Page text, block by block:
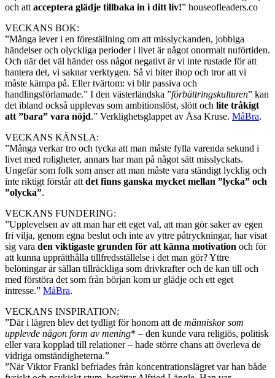
och att acceptera glädje tillbaka in i ditt liv!” houseofleaders.co
VECKANS BOK:
”Många lever i en föreställning om att misslyckanden, jobbiga
händelser och olyckliga perioder i livet är något onormalt nuförtiden.
Och när det väl händer oss något negativt är vi inte rustade för att
hantera det, vi saknar verktygen. Så vi biter ihop och tror att vi
måste kämpa på. Eller tvärtom: vi blir passiva och
handlingsförlamade.” I den västerländska ”förbättringskulturen” kan
det ibland också upplevas som ambitionslöst, slött och lite tråkigt
att ”bara” vara nöjd.” Verklighetsglappet av Åsa Kruse. MåBra.
VECKANS KÄNSLA:
”Många verkar tro och tycka att man måste fylla varenda sekund i
livet med roligheter, annars har man på något sätt misslyckats.
Ungefär som folk som anser att man måste vara ständigt lycklig och
inte riktigt förstår att det finns ganska mycket mellan ”lycka” och
”olycka”.
VECKANS FUNDERING:
”Upplevelsen av att man har ett eget val, att man gör saker av egen
fri vilja, genom egna beslut och inte av yttre påtryckningar, har visat
sig vara den viktigaste grunden för att känna motivation och för
att kunna upprätthålla tillfredsställelse i det man gör? Yttre
belöningar är sällan tillräckliga som drivkrafter och de kan till och
med förstöra det som från början kom ur glädje och ett eget
intresse.” MåBra.
VECKANS INSPIRATION:
”Där i lägren blev det tydligt för honom att de människor som
upplevde någon form av mening* – den kunde vara religiös, politisk
eller vara kopplad till relationer – hade större chans att överleva de
vidriga omständigheterna.”
”När Viktor Frankl befriades från koncentrationslägret var han både